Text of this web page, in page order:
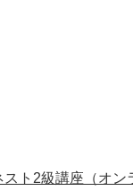
ト2級講座（オン